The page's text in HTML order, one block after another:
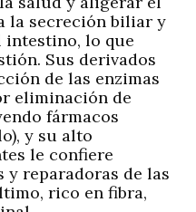
la secreción biliar y
lo que
Sus derivados
de las enzimas
eliminación de
fármacos
y su alto
le confiere
reparadoras de las
rico en fibra,